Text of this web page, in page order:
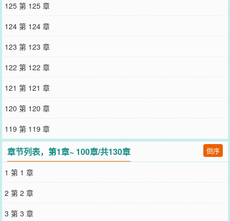
文，没有重大案件，都是些家长里短，鸡飞狗跳的沙雕日常。爹和娘
有破镜重圆剧情，不会描写太多，主线还是养娃日常。每晚23点前更
新不会虐，轻松养娃小甜文
您要是觉得《在派出所里吃瓜当团宠
群和微博微信里的朋友推荐哦！
125 第 125 章
124 第 124 章
123 第 123 章
122 第 122 章
121 第 121 章
120 第 120 章
119 第 119 章
章节列表，第1章~ 100章/共130章 倒序
1 第 1 章
2 第 2 章
3 第 3 章